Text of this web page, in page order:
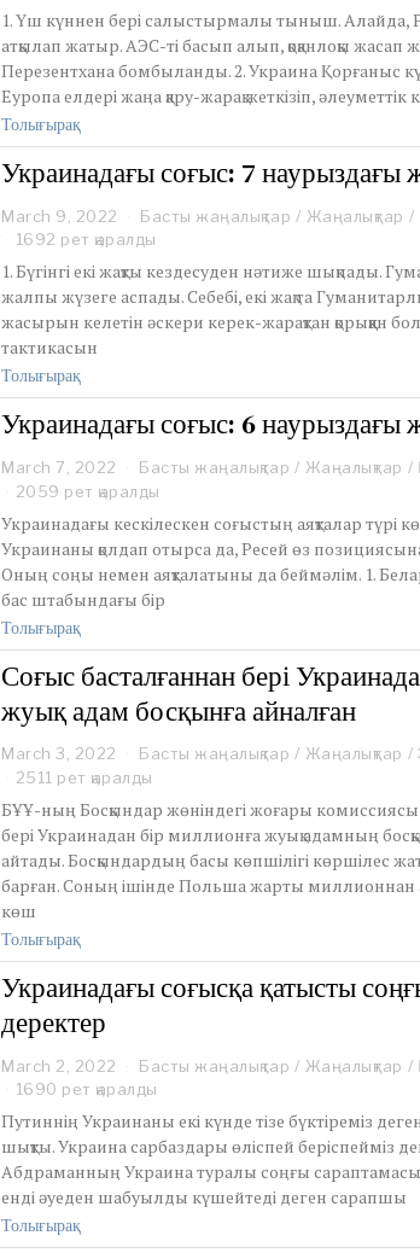
c
h
1
0
2
1. Үш күннен бері салыстырмалы тыныш. Алайда,
атқылап жатыр. АЭС-ті басып алып, қоқанлоқы
Перезентхана бомбыланды. 2. Украина Қорғаныс
Еуропа елдері жаңа қару-жарақ жеткізіп, әлеуметтік
Толығырақ
Украинадағы соғыс: 7 наурыздағы
March 9, 2022
a
c
h
1
2
Басты жаңалықтар / Жаңалықтар /
1692 рет қаралды
1. Бүгінгі екі жақты кездесуден нәтиже шықпады.
жалпы жүзеге аспады. Себебі, екі жақ та
жасырын келетін әскери керек-жарақтан қорыққан
тактикасын
Толығырақ
Украинадағы соғыс: 6 наурыздағы
March 7, 2022
a
c
h
7
,
2
Басты жаңалықтар / Жаңалықтар /
2059 рет қаралды
Украинадағы кескілескен соғыстың аяқталар түрі
Украинаны қолдап отырса да, Ресей өз
Оның соңы немен аяқталатыны да беймәлім. 1.
бас штабындағы бір
Толығырақ
Соғыс басталғаннан бері
жуық адам босқынға айналған
March 3, 2022
a
c
h
1
0
2
Басты жаңалықтар / Жаңалықтар /
2511 рет қаралды
БҰҰ-ның Босқындар жөніндегі жоғары комиссиясы
бері Украинадан бір миллионға жуық адамның
айтады. Босқындардың басы көпшілігі көршілес
барған. Соның ішінде Польша жарты миллионнан
көш
Толығырақ
Украинадағы соғысқа қатысты
деректер
March 2, 2022
a
c
h
2
,
Басты жаңалықтар / Жаңалықтар /
1690 рет қаралды
Путиннің Украинаны екі күнде тізе бүктіреміз
шықты. Украина сарбаздары өліспей беріспейміз
Абдраманның Украина туралы соңғы
енді әуеден шабуылды күшейтеді деген сарапшы
Толығырақ